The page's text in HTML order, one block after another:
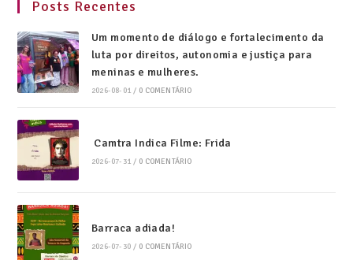
Posts Recentes
Um momento de diálogo e fortalecimento da
luta por direitos, autonomia e justiça para
meninas e mulheres.
2026-08-01 / 0 COMENTÁRIO
Camtra Indica Filme: Frida
2026-07-31 / 0 COMENTÁRIO
Barraca adiada!
2026-07-30 / 0 COMENTÁRIO